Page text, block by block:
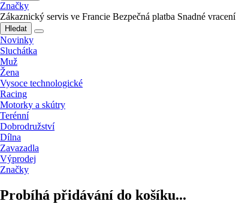
Značky
Zákaznický servis ve Francie Bezpečná platba Snadné vracení
Hledat
Novinky
Sluchátka
Muž
Žena
Vysoce technologické
Racing
Motorky a skútry
Terénní
Dobrodružství
Dílna
Zavazadla
Výprodej
Značky
Probíhá přidávání do košíku...